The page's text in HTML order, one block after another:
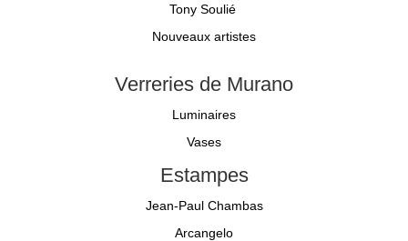
Tony Soulié
Nouveaux artistes
Verreries de Murano
Luminaires
Vases
Estampes
Jean-Paul Chambas
Arcangelo